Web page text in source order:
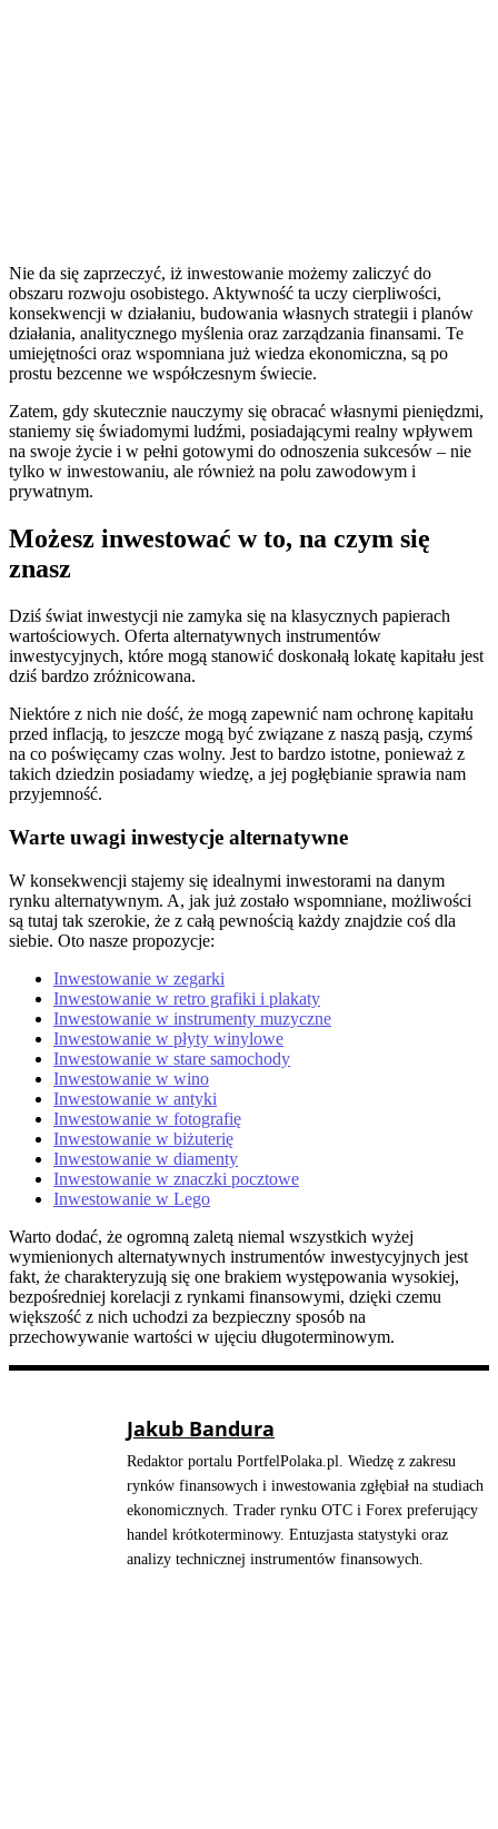
Nie da się zaprzeczyć, iż inwestowanie możemy zaliczyć do
obszaru rozwoju osobistego. Aktywność ta uczy cierpliwości,
konsekwencji w działaniu, budowania własnych strategii i planów
działania, analitycznego myślenia oraz zarządzania finansami. Te
umiejętności oraz wspomniana już wiedza ekonomiczna, są po
prostu bezcenne we współczesnym świecie.
Zatem, gdy skutecznie nauczymy się obracać własnymi pieniędzmi,
staniemy się świadomymi ludźmi, posiadającymi realny wpływem
na swoje życie i w pełni gotowymi do odnoszenia sukcesów – nie
tylko w inwestowaniu, ale również na polu zawodowym i
prywatnym.
Możesz inwestować w to, na czym się
znasz
Dziś świat inwestycji nie zamyka się na klasycznych papierach
wartościowych. Oferta alternatywnych instrumentów
inwestycyjnych, które mogą stanowić doskonałą lokatę kapitału jest
dziś bardzo zróżnicowana.
Niektóre z nich nie dość, że mogą zapewnić nam ochronę kapitału
przed inflacją, to jeszcze mogą być związane z naszą pasją, czymś
na co poświęcamy czas wolny. Jest to bardzo istotne, ponieważ z
takich dziedzin posiadamy wiedzę, a jej pogłębianie sprawia nam
przyjemność.
Warte uwagi inwestycje alternatywne
W konsekwencji stajemy się idealnymi inwestorami na danym
rynku alternatywnym. A, jak już zostało wspomniane, możliwości
są tutaj tak szerokie, że z całą pewnością każdy znajdzie coś dla
siebie. Oto nasze propozycje:
Inwestowanie w zegarki
Inwestowanie w retro grafiki i plakaty
Inwestowanie w instrumenty muzyczne
Inwestowanie w płyty winylowe
Inwestowanie w stare samochody
Inwestowanie w wino
Inwestowanie w antyki
Inwestowanie w fotografię
Inwestowanie w biżuterię
Inwestowanie w diamenty
Inwestowanie w znaczki pocztowe
Inwestowanie w Lego
Warto dodać, że ogromną zaletą niemal wszystkich wyżej
wymienionych alternatywnych instrumentów inwestycyjnych jest
fakt, że charakteryzują się one brakiem występowania wysokiej,
bezpośredniej korelacji z rynkami finansowymi, dzięki czemu
większość z nich uchodzi za bezpieczny sposób na
przechowywanie wartości w ujęciu długoterminowym.
Jakub Bandura
Redaktor portalu PortfelPolaka.pl. Wiedzę z zakresu
rynków finansowych i inwestowania zgłębiał na studiach
ekonomicznych. Trader rynku OTC i Forex preferujący
handel krótkoterminowy. Entuzjasta statystyki oraz
analizy technicznej instrumentów finansowych.